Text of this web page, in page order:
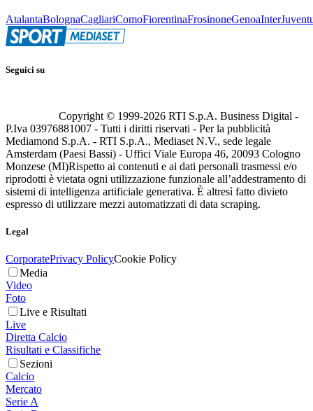
AtalantaBolognaCagliariComoFiorentinaFrosinoneGenoaInter
Seguici su
Copyright © 1999-2026 RTI S.p.A. Business Digital -
P.Iva 03976881007 - Tutti i diritti riservati - Per la pubblicità
Mediamond S.p.A. - RTI S.p.A., Mediaset N.V., sede legale
Amsterdam (Paesi Bassi) - Uffici Viale Europa 46, 20093 Cologno
Monzese (MI)Rispetto ai contenuti e ai dati personali trasmessi e/o
riprodotti è vietata ogni utilizzazione funzionale all’addestramento di
sistemi di intelligenza artificiale generativa. È altresì fatto divieto
espresso di utilizzare mezzi automatizzati di data scraping.
Legal
CorporatePrivacy PolicyCookie Policy
Media
Video
Foto
Live e Risultati
Live
Diretta Calcio
Risultati e Classifiche
Sezioni
Calcio
Mercato
Serie A